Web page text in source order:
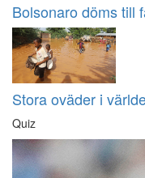
Bolsonaro döms till
Stora oväder i
Quiz